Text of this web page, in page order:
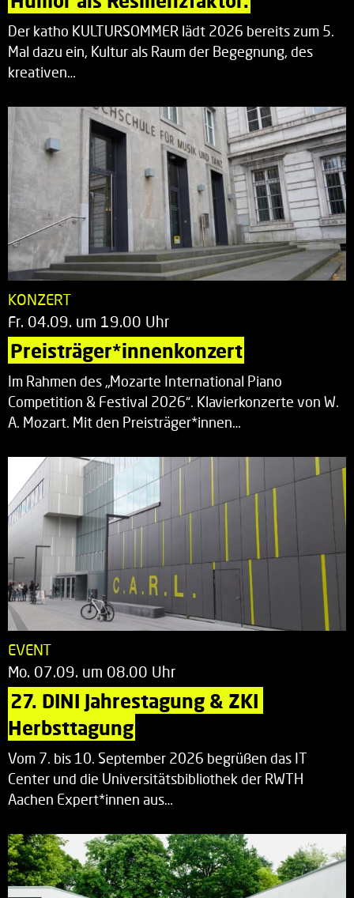
Der katho KULTURSOMMER lädt 2026 bereits zum 5.
Mal dazu ein, Kultur als Raum der Begegnung, des
kreativen…
KONZERT
Fr. 04.09. um 19.00 Uhr
Preisträger*innenkonzert
Im Rahmen des „Mozarte International Piano
Competition & Festival 2026“. Klavierkonzerte von W.
A. Mozart. Mit den Preisträger*innen…
EVENT
Mo. 07.09. um 08.00 Uhr
27. DINI Jahrestagung & ZKI
Herbsttagung
Vom 7. bis 10. September 2026 begrüßen das IT
Center und die Universitätsbibliothek der RWTH
Aachen Expert*innen aus…